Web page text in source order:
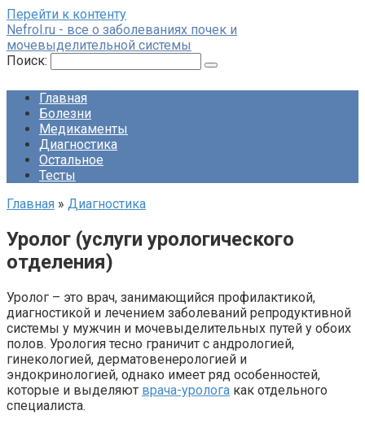
Перейти к контенту
Nefrol.ru - все о заболеваниях почек и
мочевыделительной системы
Поиск:
Главная
Болезни
Медикаменты
Диагностика
Остальное
Тесты
Главная » Диагностика
Уролог (услуги урологического
отделения)
Уролог – это врач, занимающийся профилактикой,
диагностикой и лечением заболеваний репродуктивной
системы у мужчин и мочевыделительных путей у обоих
полов. Урология тесно граничит с андрологией,
гинекологией, дерматовенерологией и
эндокринологией, однако имеет ряд особенностей,
которые и выделяют врача-уролога как отдельного
специалиста.